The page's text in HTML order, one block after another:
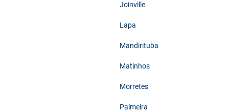
Joinville
Lapa
Mandirituba
Matinhos
Morretes
Palmeira